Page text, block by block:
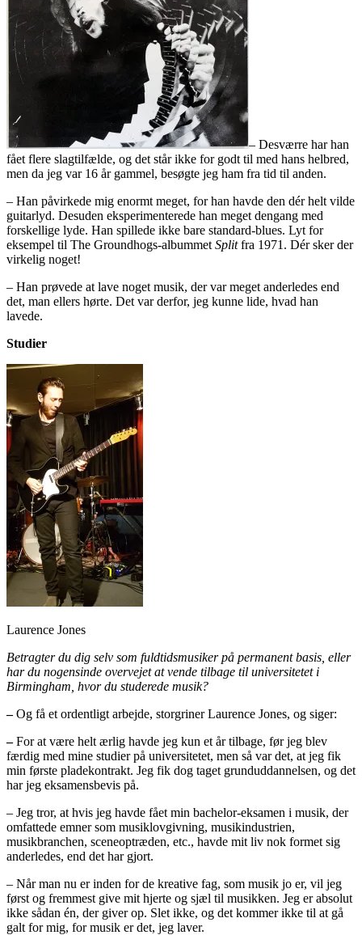
– Desværre har han
fået flere slagtilfælde, og det står ikke for godt til med hans helbred,
men da jeg var 16 år gammel, besøgte jeg ham fra tid til anden.
– Han påvirkede mig enormt meget, for han havde den dér helt vilde
guitarlyd. Desuden eksperimenterede han meget dengang med
forskellige lyde. Han spillede ikke bare standard-blues. Lyt for
eksempel til The Groundhogs-albummet Splitfra 1971. Dér sker der
virkelig noget!
– Han prøvede at lave noget musik, der var meget anderledes end
det, man ellers hørte. Det var derfor, jeg kunne lide, hvad han
lavede.
Studier
Laurence Jones
Betragter du dig selv som fuldtidsmusiker på permanent basis, eller
har du nogensinde overvejet at vende tilbage til universitetet i
Birmingham, hvor du studerede musik?
–Og få et ordentligt arbejde, storgriner Laurence Jones, og siger:
–For at være helt ærlig havde jeg kun et år tilbage, før jeg blev
færdig med mine studier på universitetet, men så var det, at jeg fik
min første pladekontrakt. Jeg fik dog taget grunduddannelsen, og det
har jeg eksamensbevis på.
– Jeg tror, at hvis jeg havde fået min bachelor-eksamen i musik, der
omfattede emner som musiklovgivning, musikindustrien,
musikbranchen, sceneoptræden, etc., havde mit liv nok formet sig
anderledes, end det har gjort.
– Når man nu er inden for de kreative fag, som musik jo er, vil jeg
først og fremmest give mit hjerte og sjæl til musikken. Jeg er absolut
ikke sådan én, der giver op. Slet ikke, og det kommer ikke til at gå
galt for mig, for musik er det, jeg laver.